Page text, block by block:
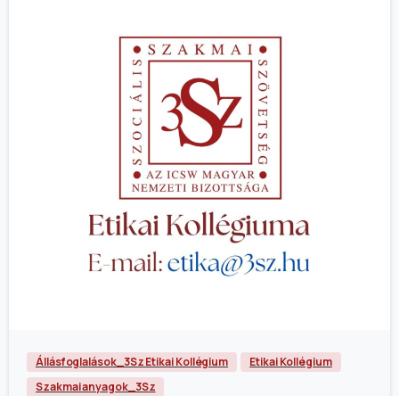
Állásfoglalások_3Sz Etikai Kollégium
Etikai Kollégium
Szakmai anyagok_3Sz